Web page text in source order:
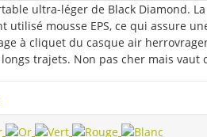
ultra-léger de Black Diamond.
utilisé mousse EPS, ce qui assure
à cliquet du casque air
trajets. Non pas cher mais vaut